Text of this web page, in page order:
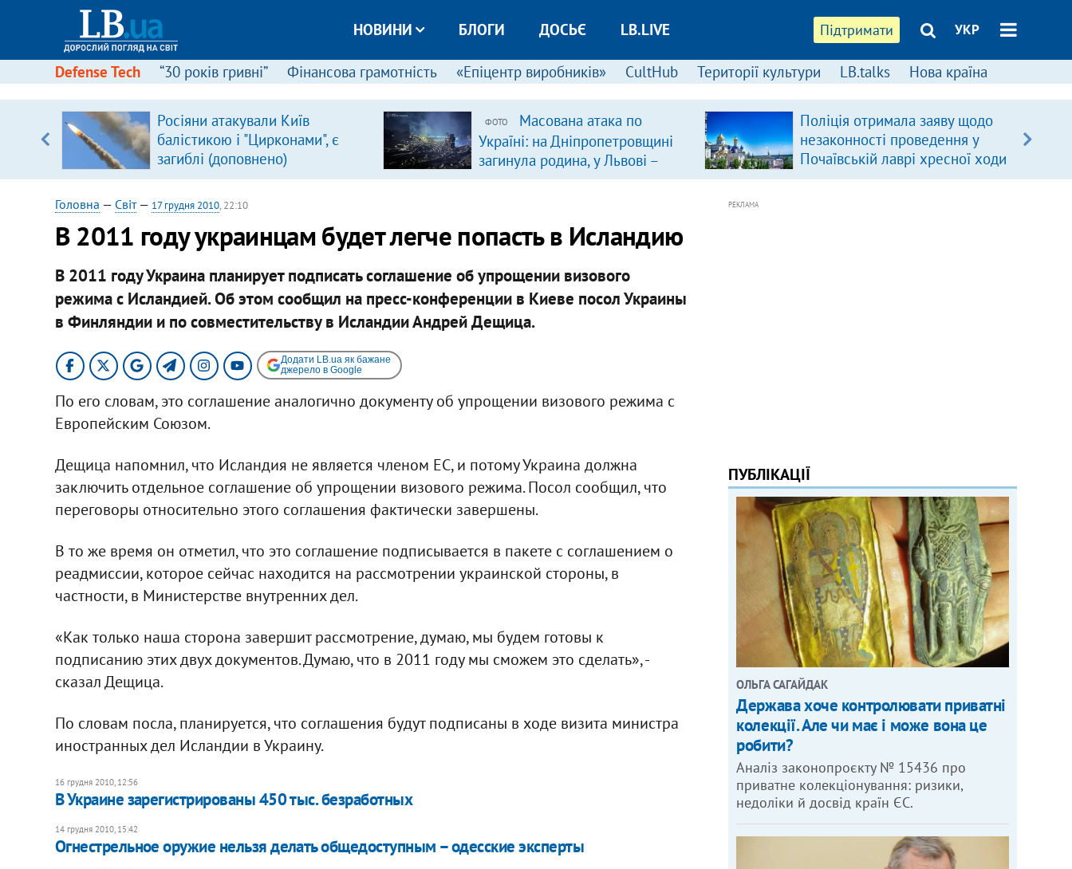
Підтримати УКР
НОВИНИ БЛОГИ ДОСЬЄ LB.LIVE
Defense Tech “30 років гривні” Фінансова грамотність «Епіцентр виробників» CultHub Території культури LB.talks Нова країна
Росіяни атакували Київ
балістикою і "Цирконами", є
загиблі (доповнено)
ФОТО
Масована атака по
Україні: на Дніпропетровщині
загинула родина, у Львові –
удар по багатоповерхівках
Поліція отримала заяву щодо
незаконності проведення у
Почаївській лаврі хресної ходи
Головна — Світ— 17 грудня 2010, 22:10
В 2011 году украинцам будет легче попасть в Исландию
В 2011 году Украина планирует подписать соглашение об упрощении визового
режима с Исландией. Об этом сообщил на пресс-конференции в Киеве посол Украины
в Финляндии и по совместительству в Исландии Андрей Дещица.
Додати LB.ua як бажане
джерело в Google
По его словам, это соглашение аналогично документу об упрощении визового режима с
Европейским Союзом.
Дещица напомнил, что Исландия не является членом ЕС, и потому Украина должна
заключить отдельное соглашение об упрощении визового режима. Посол сообщил, что
переговоры относительно этого соглашения фактически завершены.
В то же время он отметил, что это соглашение подписывается в пакете с соглашением о
реадмиссии, которое сейчас находится на рассмотрении украинской стороны, в
частности, в Министерстве внутренних дел.
«Как только наша сторона завершит рассмотрение, думаю, мы будем готовы к
подписанию этих двух документов. Думаю, что в 2011 году мы сможем это сделать», -
сказал Дещица.
По словам посла, планируется, что соглашения будут подписаны в ходе визита министра
иностранных дел Исландии в Украину.
16 грудня 2010, 12:56
В Украине зарегистрированы 450 тыс. безработных
14 грудня 2010, 15:42
Огнестрельное оружие нельзя делать общедоступным – одесские эксперты
РЕКЛАМА
ПУБЛІКАЦІЇ
ОЛЬГА САГАЙДАК
Держава хоче контролювати приватні
колекції. Але чи має і може вона це
робити?
Аналіз законопроєкту № 15436 про
приватне колекціонування: ризики,
недоліки й досвід країн ЄС.